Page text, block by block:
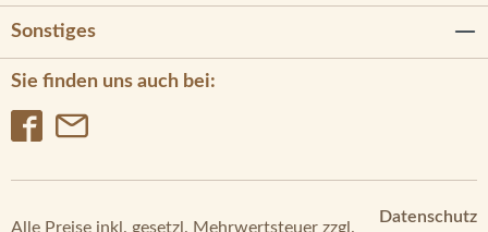
Sie finden uns auch bei:
Sonstiges
Datenschutz
Alle Preise inkl. gesetzl. Mehrwertsteuer zzgl.